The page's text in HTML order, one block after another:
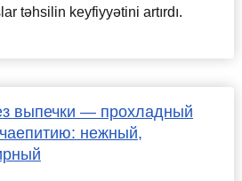
təhsilin keyfiyyətini artırdı.
выпечки — прохладный
нежный,